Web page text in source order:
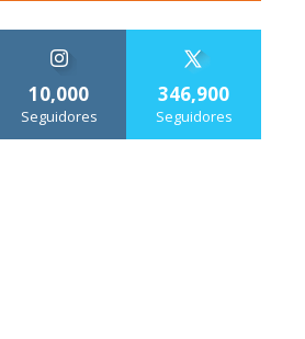
10,000
Seguidores
346,900
Seguidores